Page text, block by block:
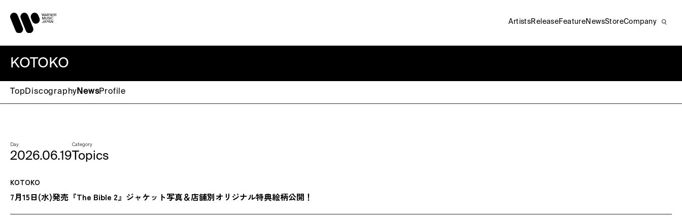
KOTOKO
Top DiscographyNewsProfile
Day
2026.06.19
Category
Topics
KOTOKO
7月15日(水)発売『The Bible 2』ジャケット写真＆店舗別オリジナル特典絵柄公開！
ArtistsReleaseFeature NewsStoreCompany